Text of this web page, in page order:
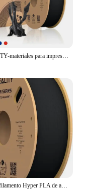
CREALITY-materiales para impresora 3D, filamento PLA Hyper Series, 1,75mm, 1KG, mejor fluidez, refrigeración más rápida, alta precisión para impresora FDM
Creality-filamento Hyper PLA de alta velocidad para impresora 3D K1 Max, refrigeración más rápida, mejor fluidez, 1,75mm, 1KG